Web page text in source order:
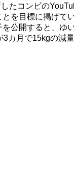
たコンビの
とを目標に掲げて
公開すると、ゆ
カ月で15kgの減